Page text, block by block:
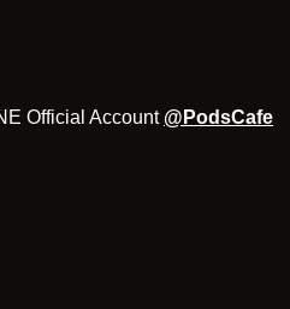
Official Account @PodsCafe